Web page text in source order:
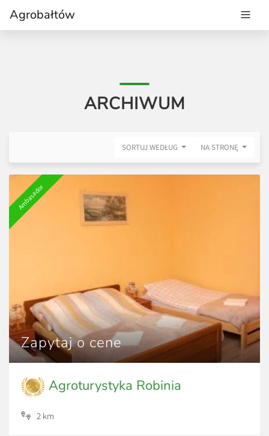
Agrobałtów
ARCHIWUM
SORTUJ WEDŁUG NA STRONĘ
Ambasador
Zapytaj o cene
Agroturystyka Robinia
2 km